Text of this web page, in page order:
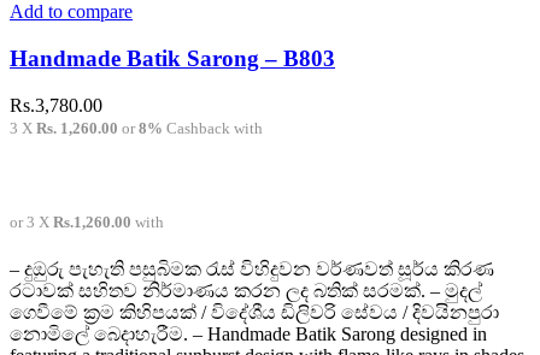
Add to compare
Handmade Batik Sarong – B803
Rs.3,780.00
3 X Rs. 1,260.00 or8% Cashback with
or 3 X Rs.1,260.00 with
– දුඔුරු පැහැති පසුබිමක රැස් විහිදුවන වර්ණවත් සූර්ය කිරණ
රටාවක් සහිතව නිර්මාණය කරන ලද බතික් සරමක්. – මුදල්
ගෙවීමේ ක්‍රම කිහිපයක් / විදේශීය ඩිලිවරි සේවය / දිවයිනපුරා
නොමිලේ බෙදාහැරීම. – Handmade Batik Sarong designed in